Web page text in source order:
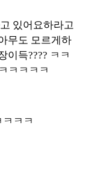
있어요하라고
무도 모르게하
이득???? ㅋㅋ
ㅋㅋㅋㅋ
ㅋㅋ